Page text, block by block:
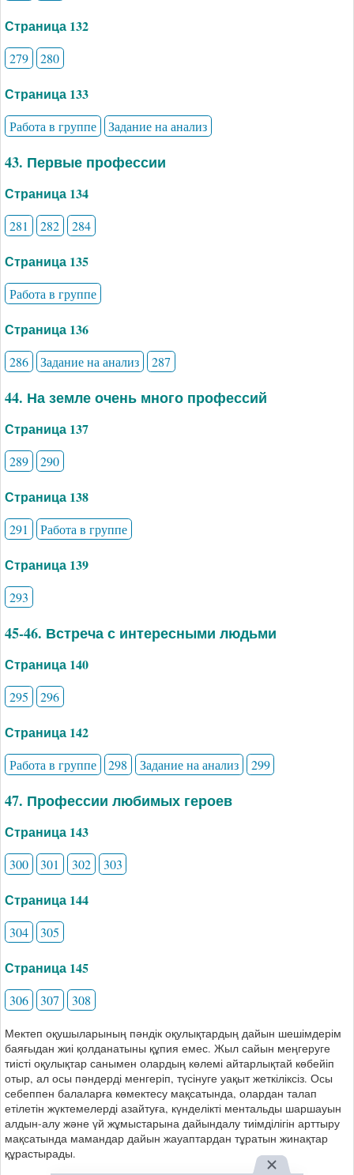
Страница 132
279 280
Страница 133
Работа в группе Задание на анализ
43. Первые профессии
Страница 134
281 282 284
Страница 135
Работа в группе
Страница 136
286 Задание на анализ 287
44. На земле очень много профессий
Страница 137
289 290
Страница 138
291 Работа в группе
Страница 139
293
45-46. Встреча с интересными людьми
Страница 140
295 296
Страница 142
Работа в группе 298 Задание на анализ 299
47. Профессии любимых героев
Страница 143
300 301 302 303
Страница 144
304 305
Страница 145
306 307 308
Мектеп оқушыларының пәндік оқулықтардың дайын шешімдерім
баяғыдан жиі қолданатыны құпия емес. Жыл сайын меңгеруге
тиісті оқулықтар санымен олардың көлемі айтарлықтай көбейіп
отыр, ал осы пәндерді менгеріп, түсінуге уақыт жеткіліксіз. Осы
себеппен балаларға көмектесу мақсатында, олардан талап
етілетін жүктемелерді азайтуға, күнделікті ментальды шаршауын
алдын-алу және үй жұмыстарына дайындалу тиімділігін арттыру
мақсатында мамандар дайын жауаптардан тұратын жинақтар
құрастырады.